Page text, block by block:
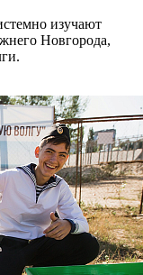
изучают
Новгорода,